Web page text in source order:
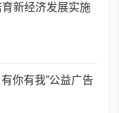
育新经济发展实施
你有我”公益广告